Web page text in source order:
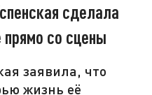
сделала
прямо со сцены
заявила, что
жизнь её